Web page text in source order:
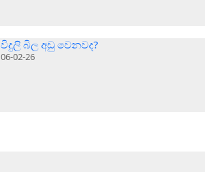
විදුලි බිල අඩු වෙනවද?
06-02-26